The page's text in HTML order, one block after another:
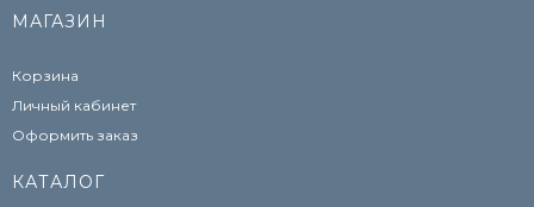
МАГАЗИН
Корзина
Личный кабинет
Оформить заказ
КАТАЛОГ